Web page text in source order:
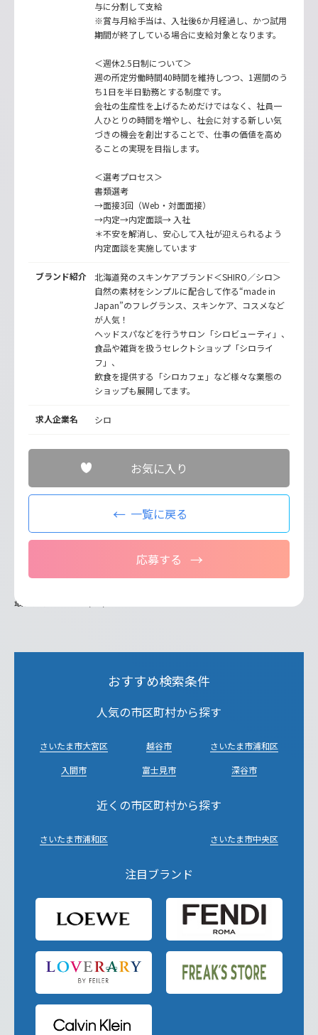
与に分割して支給
※賞与月給手当は、入社後6か月経過し、かつ試用
期間が終了している場合に支給対象となります。
＜週休2.5日制について＞
週の所定労働時間40時間を維持しつつ、1週間のう
ち1日を半日勤務とする制度です。
会社の生産性を上げるためだけではなく、社員一
人ひとりの時間を増やし、社会に対する新しい気
づきの機会を創出することで、仕事の価値を高め
ることの実現を目指します。
＜選考プロセス＞
書類選考
→面接3回（Web・対面面接）
→内定→内定面談→ 入社
＊不安を解消し、安心して入社が迎えられるよう
内定面談を実施しています
ブランド紹介
北海道発のスキンケアブランド＜SHIRO／シロ＞
自然の素材をシンプルに配合して作る“made in
Japan”のフレグランス、スキンケア、コスメなど
が人気！
ヘッドスパなどを行うサロン「シロビューティ」、
食品や雑貨を扱うセレクトショップ「シロライ
フ」、
飲食を提供する「シロカフェ」など様々な業態の
ショップも展開してます。
求人企業名 シロ
お気に入り
一覧に戻る
応募する
最終更新日：2026/07/27
おすすめ検索条件
人気の市区町村から探す
さいたま市大宮区 越谷市
さいたま市浦和区
入間市
富士見市 深谷市
近くの市区町村から探す
さいたま市浦和区 さいたま市中央区
注目ブランド